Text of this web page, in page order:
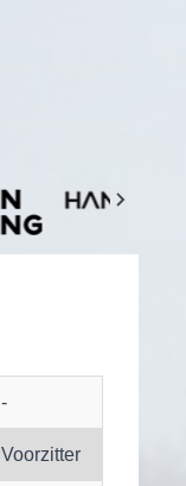
-
Voorzitter